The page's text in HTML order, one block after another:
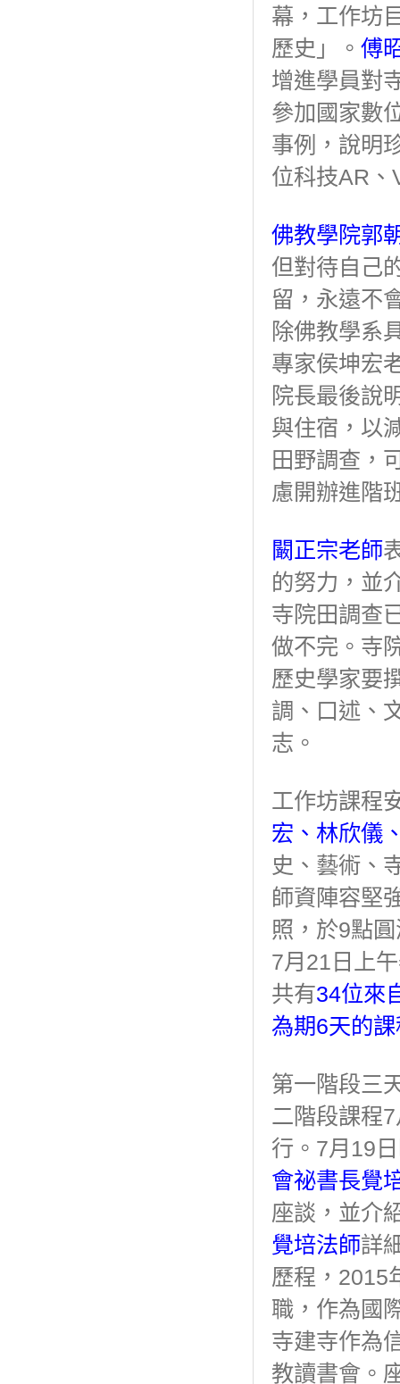
幕，工作坊
歷史」。 傅
增進學員對
參加國家數
事例，說明
位科技AR、
佛教學院郭
但對待自己
留，永遠不
除佛教學系
專家侯坤宏
院長最後說
與住宿，以
田野調查，
慮開辦進階
闞正宗老師
的努力，並
寺院田調查
做不完。寺
歷史學家要
調、口述、
志。
工作坊課程
宏、林欣儀
史、藝術、
師資陣容堅
照，於9點
7月21日上
共有34位來
為期6天的
第一階段三
二階段課程
行。7月19
會祕書長覺
座談，並介
覺培法師詳
歷程，2015
職，作為國
寺建寺作為
教讀書會。